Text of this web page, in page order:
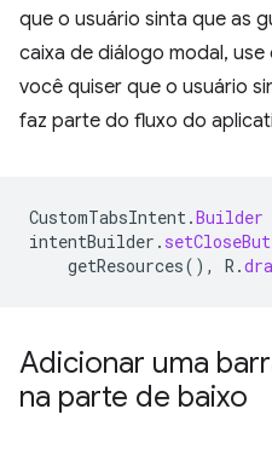
que o usuário sinta que as
caixa de diálogo modal,
você quiser que o usuário
faz parte do fluxo do
CustomTabsIntent.Builder
intentBuilder .
getResources(), R .
Adicionar uma
na parte de baixo